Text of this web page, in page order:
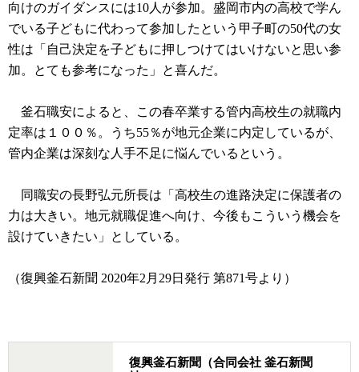
向けのガイダンスには10人が参加。盛岡市内の高校で学ん
でいる子どもに代わって参加したという甲子町の50代の女
性は「自己決定を子どもに押しつけてはいけないと思い参
加。とても参考になった」と喜んだ。
釜石職安によると、この春卒業する管内高校生の就職内
定率は１００％。うち55％が地元企業に内定しているが、
管内企業は深刻な人手不足に悩んでいるという。
同職安の長野弘元所長は「高校生の進路決定に保護者の
力は大きい。地元就職促進へ向け、今後もこういう機会を
設けていきたい」としている。
（復興釜石新聞 2020年2月29日発行 第871号より）
復興釜石新聞（合同会社 釜石新聞